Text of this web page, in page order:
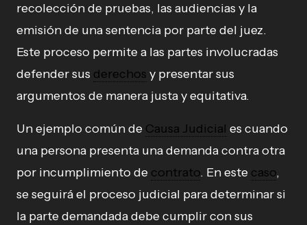
recolección de pruebas, las audiencias y la
emisión de una sentencia por parte del juez.
Este proceso permite a las partes involucradas
defender sus derechos y presentar sus
argumentos de manera justa y equitativa.
Un ejemplo común de Causa Judicial es cuando
una persona presenta una demanda contra otra
por incumplimiento de contrato. En este caso,
se seguirá el proceso judicial para determinar si
la parte demandada debe cumplir con sus